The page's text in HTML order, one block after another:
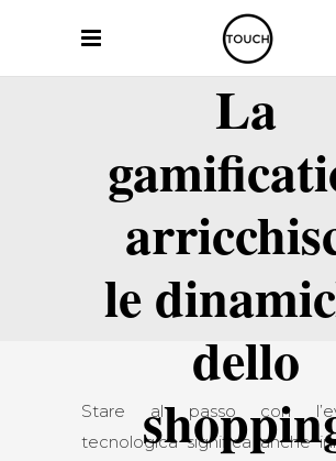
La
le
dello
Stare al passo con
tecnologica significa anche